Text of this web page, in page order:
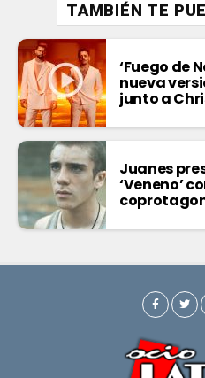
TAMBIÉN TE
‘Fuego de
nueva
junto a
Juanes
‘Veneno’